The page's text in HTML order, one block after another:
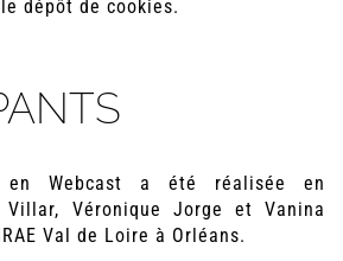
dépôt de cookies.
en Webcast a été réalisée en
Villar, Véronique Jorge et Vanina
Val de Loire à Orléans.